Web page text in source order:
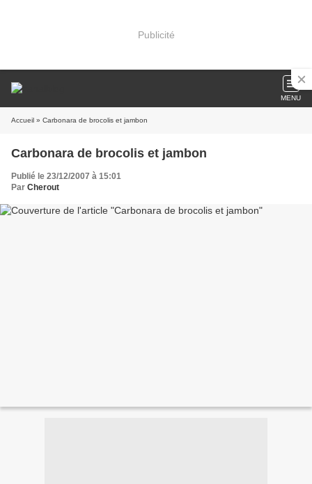
Publicité
MENU
Accueil » Carbonara de brocolis et jambon
Carbonara de brocolis et jambon
Publié le 23/12/2007 à 15:01
Par Cherout